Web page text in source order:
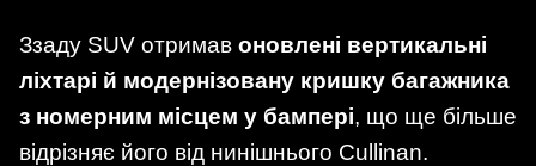
Ззаду SUV отримав оновлені вертикальні
ліхтарі й модернізовану кришку багажника
з номерним місцем у бампері, що ще більше
відрізняє його від нинішнього Cullinan.